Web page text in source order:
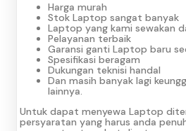
Harga murah
Stok Laptop sangat banyak
Laptop yang kami sewakan
Pelayanan terbaik
Garansi ganti Laptop baru
Spesifikasi beragam
Dukungan teknisi handal
Dan masih banyak lagi
lainnya.
Untuk dapat menyewa Laptop
persyaratan yang harus anda